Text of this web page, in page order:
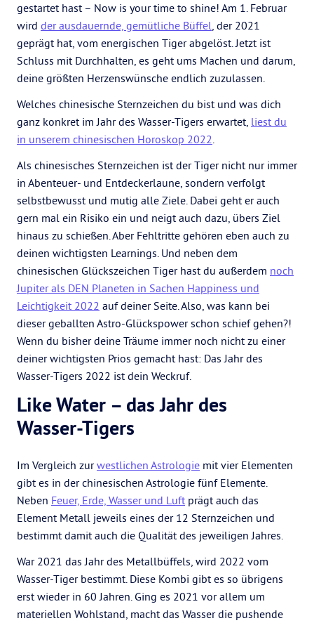
gestartet hast – Now is your time to shine! Am 1. Februar
wird der ausdauernde, gemütliche Büffel, der 2021
geprägt hat, vom energischen Tiger abgelöst. Jetzt ist
Schluss mit Durchhalten, es geht ums Machen und darum,
deine größten Herzenswünsche endlich zuzulassen.
Welches chinesische Sternzeichen du bist und was dich
ganz konkret im Jahr des Wasser-Tigers erwartet, liest du
in unserem chinesischen Horoskop 2022.
Als chinesisches Sternzeichen ist der Tiger nicht nur immer
in Abenteuer- und Entdeckerlaune, sondern verfolgt
selbstbewusst und mutig alle Ziele. Dabei geht er auch
gern mal ein Risiko ein und neigt auch dazu, übers Ziel
hinaus zu schießen. Aber Fehltritte gehören eben auch zu
deinen wichtigsten Learnings. Und neben dem
chinesischen Glückszeichen Tiger hast du außerdem noch
Jupiter als DEN Planeten in Sachen Happiness und
Leichtigkeit 2022 auf deiner Seite. Also, was kann bei
dieser geballten Astro-Glückspower schon schief gehen?!
Wenn du bisher deine Träume immer noch nicht zu einer
deiner wichtigsten Prios gemacht hast: Das Jahr des
Wasser-Tigers 2022 ist dein Weckruf.
Like Water – das Jahr des
Wasser-Tigers
Im Vergleich zurwestlichen Astrologie mit vier Elementen
gibt es in der chinesischen Astrologie fünf Elemente.
Neben Feuer, Erde, Wasser und Luft prägt auch das
Element Metall jeweils eines der 12 Sternzeichen und
bestimmt damit auch die Qualität des jeweiligen Jahres.
War 2021 das Jahr des Metallbüffels, wird 2022 vom
Wasser-Tiger bestimmt. Diese Kombi gibt es so übrigens
erst wieder in 60 Jahren. Ging es 2021 vor allem um
materiellen Wohlstand, macht das Wasser die pushende